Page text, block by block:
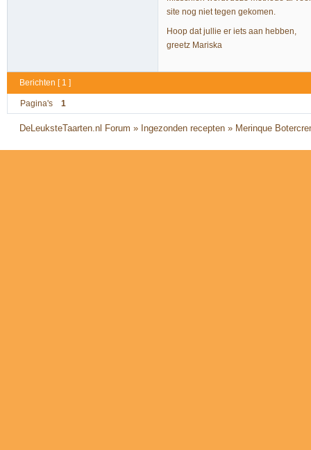
site nog niet tegen gekomen.
Hoop dat jullie er iets aan hebben,
greetz Mariska
Berichten [ 1 ]
Pagina's 1
DeLeuksteTaarten.nl Forum » Ingezonden recepten » Merinque